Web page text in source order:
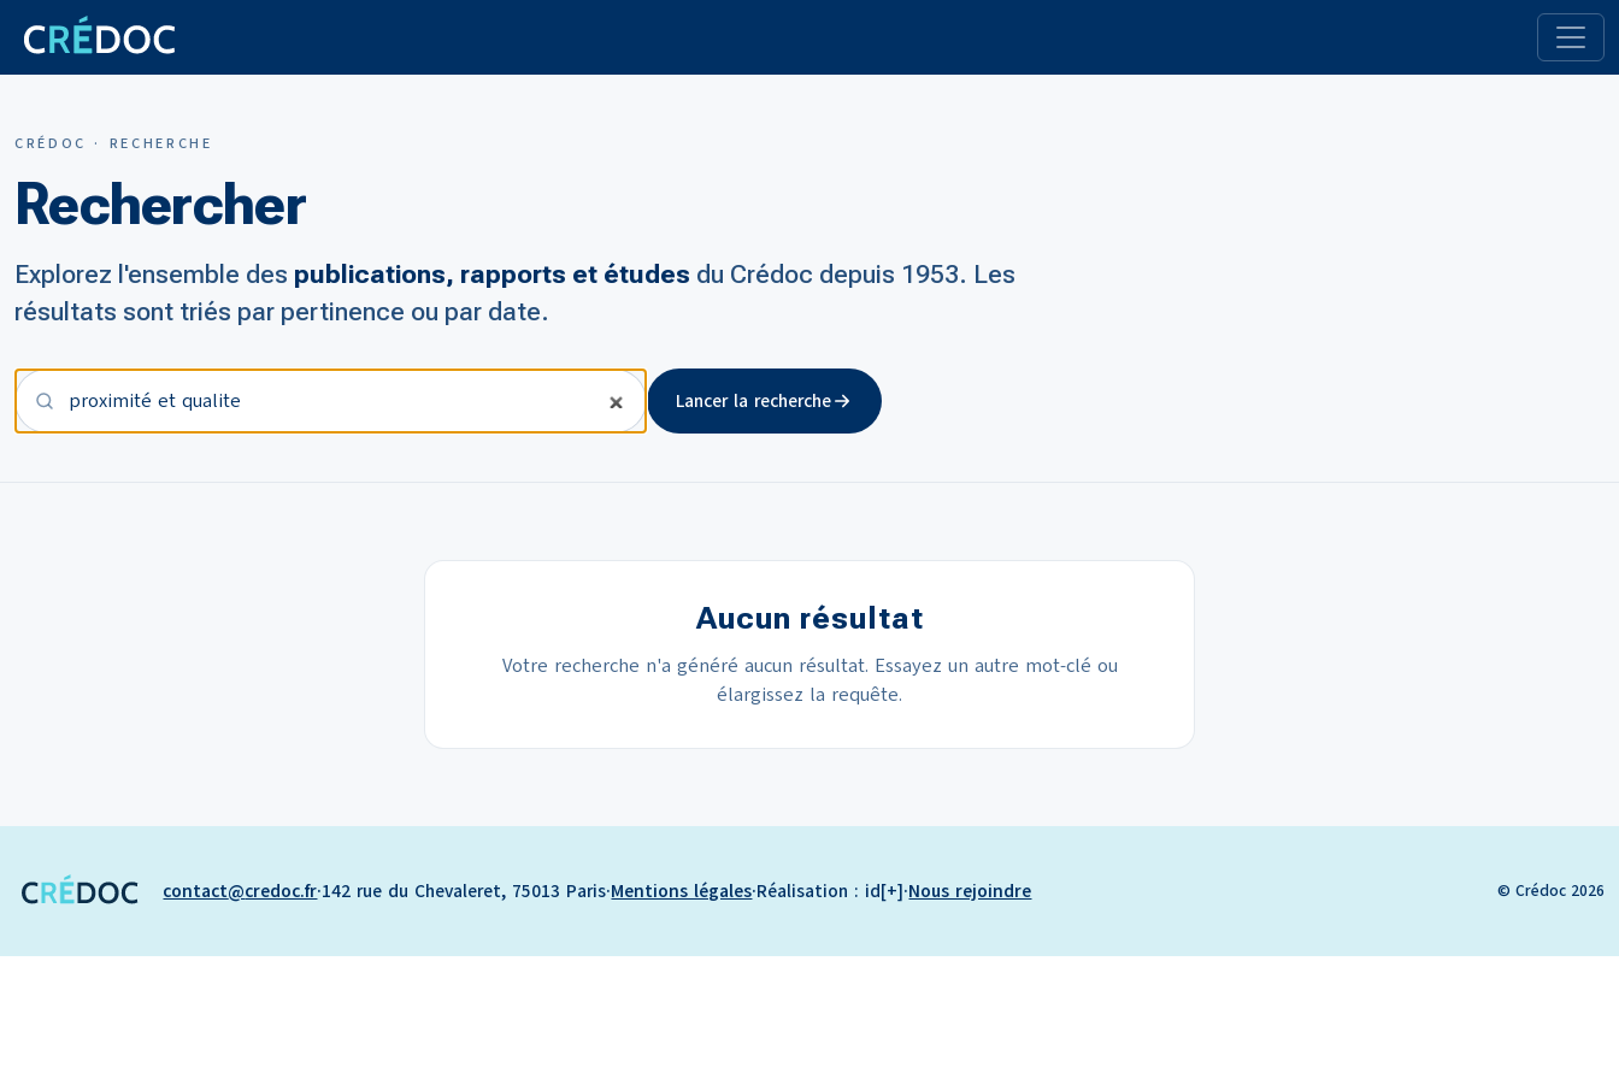
CRÉDOC · RECHERCHE
Rechercher
Explorez l'ensemble des publications, rapports et études du Crédoc depuis 1953. Les
résultats sont triés par pertinence ou par date.
Votre recherche
Lancer la recherche
Aucun résultat
Votre recherche n'a généré aucun résultat. Essayez un autre mot-clé ou
élargissez la requête.
contact credoc.fr·142 rue du Chevaleret, 75013 Paris·Mentions légales·Réalisation : id[+]·Nous rejoindre © Crédoc 2026